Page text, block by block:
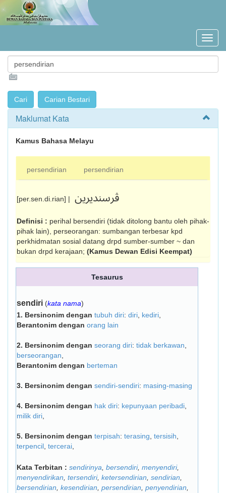
Maklumat Kata
Kamus Bahasa Melayu
persendirian persendirian
[per.sen.di.rian] | ڤرسنديرين
Definisi : perihal bersendiri (tidak ditolong bantu oleh pihak-
pihak lain), perseorangan: sumbangan terbesar kpd
perkhidmatan sosial datang drpd sumber-sumber ~ dan
bukan drpd kerajaan; (Kamus Dewan Edisi Keempat)
Tesaurus
sendiri (kata nama)
1. Bersinonim dengan tubuh diri: diri kediri
Berantonim dengan orang lain
2. Bersinonim dengan seorang diri: tidak berkawan
berseorangan
Berantonim dengan berteman
3. Bersinonim dengan sendiri-sendiri: masing-masing
4. Bersinonim dengan hak diri: kepunyaan peribadi
milik diri
5. Bersinonim dengan terpisah: terasing tersisih
terpencil tercerai
Kata Terbitan : sendirinya bersendiri, menyendiri,
menyendirikan tersendiri, ketersendirian sendirian
bersendirian kesendirian persendirian penyendirian